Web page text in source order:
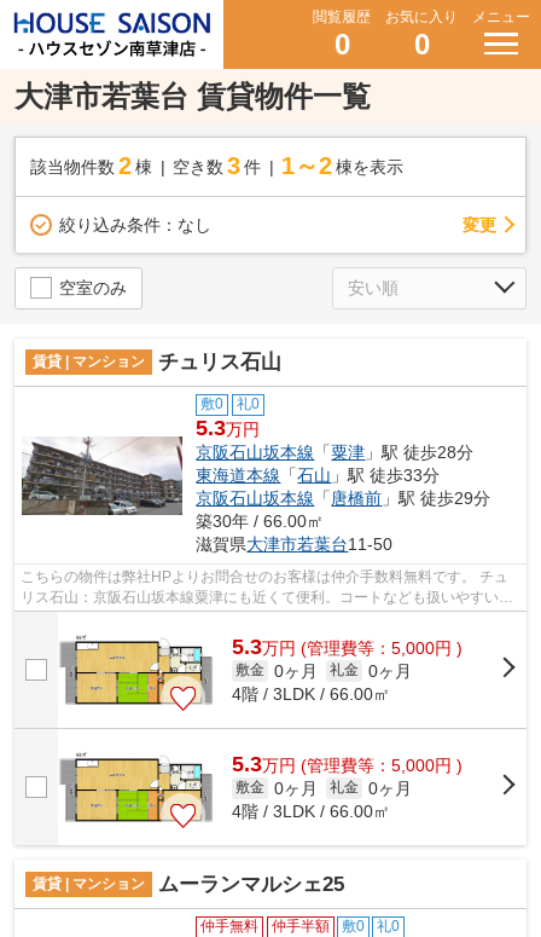
閲覧履歴
0
お気に入り
0
メニュー
大津市若葉台 賃貸物件一覧
該当物件数 2棟 空き数 3 件 1～2 棟を表示
絞り込み条件： なし 変更
空室のみ
賃貸 | マンション チュリス石山
敷0 礼0
5.3万円
京阪石山坂本線 「粟津 」駅 徒歩28分
東海道本線 「石山 」駅 徒歩33分
京阪石山坂本線 「唐橋前 」駅 徒歩29分
築30年 / 66.00㎡
滋賀県大津市若葉台11-50
こちらの物件は弊社HPよりお問合せのお客様は仲介手数料無料です。 チュ
リス石山：京阪石山坂本線粟津にも近くて便利。コートなども扱いやすいク
5.3万円 (管理費等：5,000円 )
敷金 0ヶ月 礼金 0ヶ月
4階 / 3LDK / 66.00㎡
5.3万円 (管理費等：5,000円 )
敷金 0ヶ月 礼金 0ヶ月
4階 / 3LDK / 66.00㎡
賃貸 | マンション ムーランマルシェ25
仲手無料 仲手半額 敷0 礼0